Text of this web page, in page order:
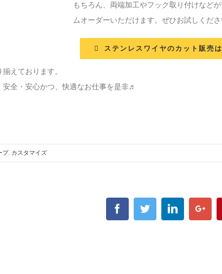
もちろん、両端加工やフック取り付けなど
ムオーダーいただけます。ぜひお試しくださ
ステンレスワイヤのカット販売
えております。
全・安心かつ、快適なお仕事を是非♬
プ, カスタマイズ
FacebookTwitterLinkedin